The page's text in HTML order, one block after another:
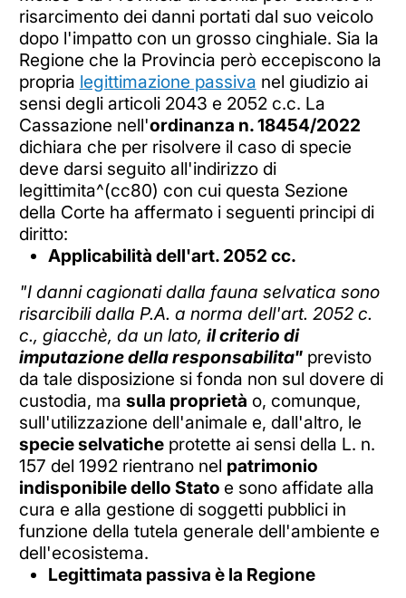
risarcimento dei danni portati dal suo veicolo
dopo l'impatto con un grosso cinghiale. Sia la
Regione che la Provincia però eccepiscono la
propria legittimazione passiva nel giudizio ai
sensi degli articoli 2043 e 2052 c.c. La
Cassazione nell'ordinanza n. 18454/2022
dichiara che per risolvere il caso di specie
deve darsi seguito all'indirizzo di
legittimita^(cc80) con cui questa Sezione
della Corte ha affermato i seguenti principi di
diritto:
Applicabilità dell'art. 2052 cc.
"I danni cagionati dalla fauna selvatica sono
risarcibili dalla P.A. a norma dell'art. 2052 c.
c., giacchè, da un lato, il criterio di
imputazione della responsabilita"previsto
da tale disposizione si fonda non sul dovere di
custodia, ma sulla proprietà o, comunque,
sull'utilizzazione dell'animale e, dall'altro, le
specie selvaticheprotette ai sensi della L. n.
157 del 1992 rientrano nel patrimonio
indisponibile dello Stato e sono affidate alla
cura e alla gestione di soggetti pubblici in
funzione della tutela generale dell'ambiente e
dell'ecosistema.
Legittimata passiva è la Regione